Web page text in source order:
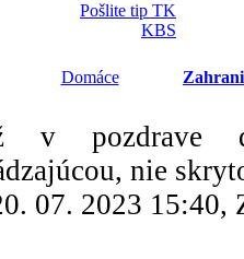
Pošlite tip TK
KBS
Domáce
v pozdrave
nie
07. 2023 15:40,